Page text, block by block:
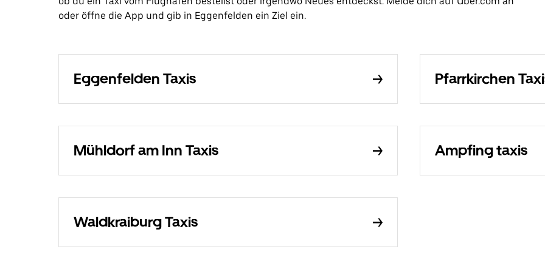
oder öffne die App und gib in Eggenfelden ein Ziel ein.
Eggenfelden Taxis Pfarrkirchen
Mühldorf am Inn Taxis Ampfing taxis
Waldkraiburg Taxis